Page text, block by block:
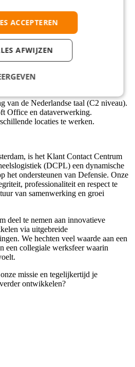
en proactieve frontoffice
ondersteunt en
beheert.
van de Nederlandse taal (C2 niveau).
Office en dataverwerking.
locaties te werken.
is het Klant Contact Centrum
(DCPL) een dynamische
het ondersteunen van Defensie. Onze
professionaliteit en respect te
van samenwerking en groei
deel te nemen aan innovatieve
via uitgebreide
We hechten veel waarde aan een
een collegiale werksfeer waarin
missie en tegelijkertijd je
ontwikkelen?
ACCEPTEREN
AFWIJZEN